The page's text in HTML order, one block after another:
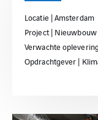
Locatie | Amsterdam
Project | Nieuwbouw
Verwachte
Opdrachtgever |